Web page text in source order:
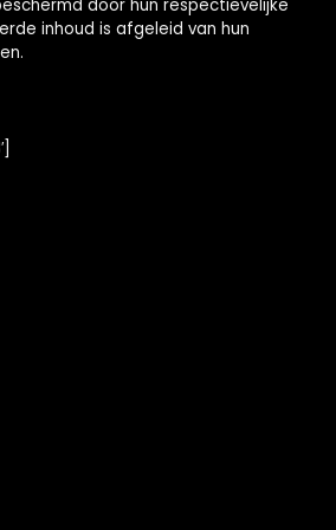
door hun respectievelijke
inhoud is afgeleid van hun